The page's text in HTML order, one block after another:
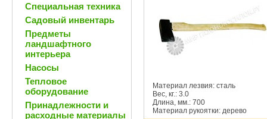
Специальная техника
Садовый инвентарь
Предметы
ландшафтного
интерьера
Насосы
Тепловое
оборудование
Принадлежности и
расходные материалы
Материал лезвия: сталь
Вес, кг.: 3.0
Длина, мм.: 700
Материал рукоятки: дерево